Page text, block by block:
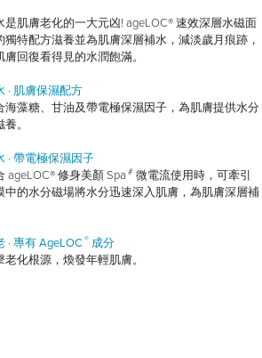
是肌膚老化的一大元凶! ageLOC® 速效深層水磁面
獨特配方滋養並為肌膚深層補水，減淡歲月痕跡，
膚回復看得見的水潤飽滿。
· 肌膚保濕配方
海藻糖、甘油及帶電極保濕因子，為肌膚提供水分
。
· 帶電極保濕因子
ageLOC® 修身美顏 Spa # 微電流使用時，可牽引
中的水分磁場將水分迅速深入肌膚，為肌膚深層補
· 專有 AgeLOC® 成分
老化根源，煥發年輕肌膚。